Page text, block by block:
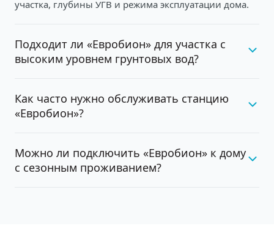
участка, глубины УГВ и режима эксплуатации дома.
Подходит ли «Евробион» для участка с
высоким уровнем грунтовых вод?
Как часто нужно обслуживать станцию
«Евробион»?
Можно ли подключить «Евробион» к дому
с сезонным проживанием?